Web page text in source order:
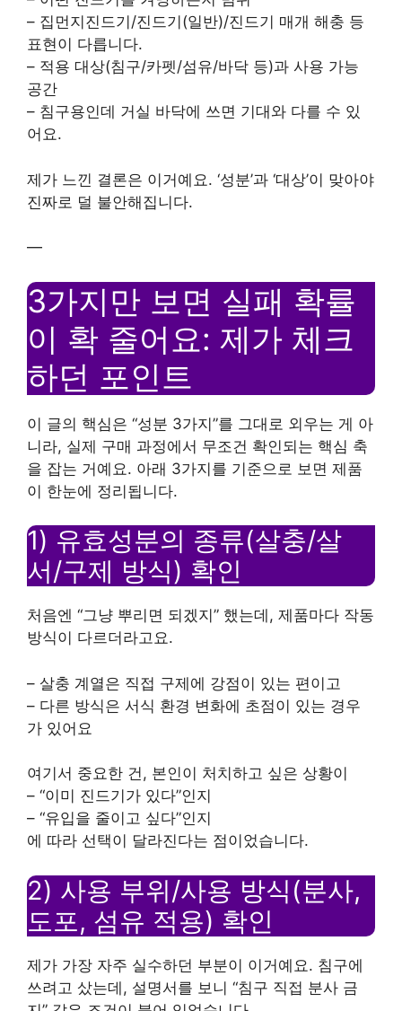
– 집먼지진드기/진드기(일반)/진드기 매개 해충 등
표현이 다릅니다.
– 적용 대상(침구/카펫/섬유/바닥 등)과 사용 가능
공간
– 침구용인데 거실 바닥에 쓰면 기대와 다를 수 있
어요.
제가 느낀 결론은 이거예요. ‘성분’과 ‘대상’이 맞아야
진짜로 덜 불안해집니다.
—
3가지만 보면 실패 확률
이 확 줄어요: 제가 체크
하던 포인트
이 글의 핵심은 “성분 3가지”를 그대로 외우는 게 아
니라, 실제 구매 과정에서 무조건 확인되는 핵심 축
을 잡는 거예요. 아래 3가지를 기준으로 보면 제품
이 한눈에 정리됩니다.
1) 유효성분의 종류(살충/살
서/구제 방식) 확인
처음엔 “그냥 뿌리면 되겠지” 했는데, 제품마다 작동
방식이 다르더라고요.
– 살충 계열은 직접 구제에 강점이 있는 편이고
– 다른 방식은 서식 환경 변화에 초점이 있는 경우
가 있어요
여기서 중요한 건, 본인이 처치하고 싶은 상황이
– “이미 진드기가 있다”인지
– “유입을 줄이고 싶다”인지
에 따라 선택이 달라진다는 점이었습니다.
2) 사용 부위/사용 방식(분사,
도포, 섬유 적용) 확인
제가 가장 자주 실수하던 부분이 이거예요. 침구에
쓰려고 샀는데, 설명서를 보니 “침구 직접 분사 금